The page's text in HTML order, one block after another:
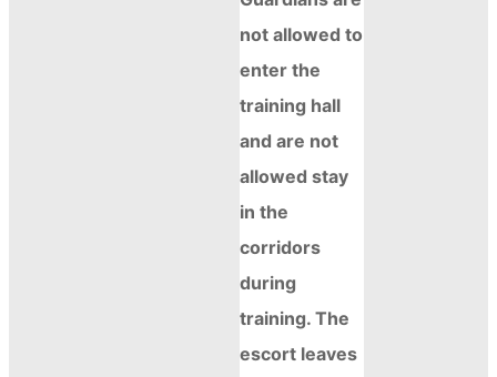
not allowed to
enter the
training hall
and are not
allowed stay
in the
corridors
during
training. The
escort leaves